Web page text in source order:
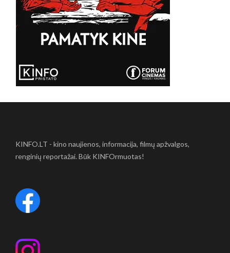
KINFO.LT - kino naujienos, informacija, filmų apžvalgos,
renginių reportažai. Būk KINFOrmuotas!